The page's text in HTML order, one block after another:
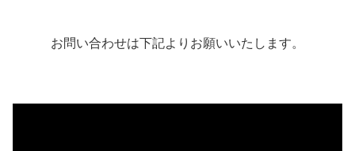
お問い合わせは下記よりお願いいたします。